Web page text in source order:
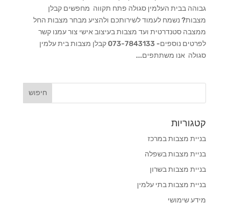
גבוהה בבית העלמין סגולה פתח תקווה מחפשים קבלן
מצבות? נשמח לעמוד לשירותכם ולהציע מבחר מצבות החל
ממצבה סטנדרטית ועד מצבות בעיצוב אישי צור עמנו קשר
לפרטים נוספים- 073-7843133 קבלן מצבות בית עלמין
סגולה אנו משתתפים...
קטגוריות
בניית מצבות במרכז
בניית מצבות בשפלה
בניית מצבות בשרון
בניית מצבות בתי עלמין
מידע שימושי